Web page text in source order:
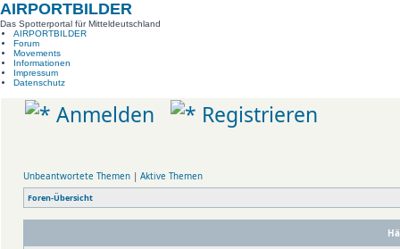
AIRPORTBILDER
Das Spotterportal für Mitteldeutschland
AIRPORTBILDER
Forum
Movements
Informationen
Impressum
Datenschutz
Anmelden Registrieren
Unbeantwortete Themen | Aktive Themen
Foren-Übersicht